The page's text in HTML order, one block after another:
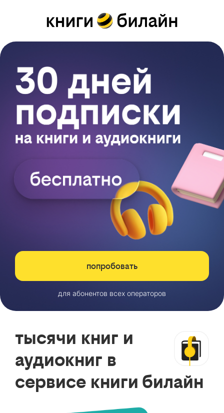
попробовать
для абонентов всех операторов
тысячи книг и
аудиокниг в
сервисе книги билайн